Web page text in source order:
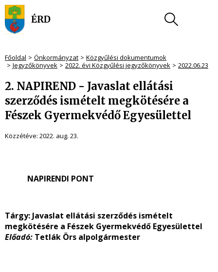
Főoldal Önkormányzat
Közgyűlési dokumentumok
Jegyzőkönyvek
2022. évi Közgyűlési jegyzőkönyvek 2022.06.23
2. NAPIREND - Javaslat ellátási
szerződés ismételt megkötésére a
Fészek Gyermekvédő Egyesülettel
Közzétéve: 2022. aug. 23.
NAPIRENDI PONT
Tárgy: Javaslat ellátási szerződés ismételt
megkötésére a Fészek Gyermekvédő Egyesülettel
Előadó: Tetlák Örs alpolgármester